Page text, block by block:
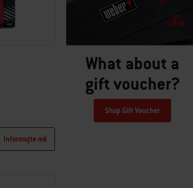
Informujte mě
What about a
gift voucher?
Shop Gift Voucher